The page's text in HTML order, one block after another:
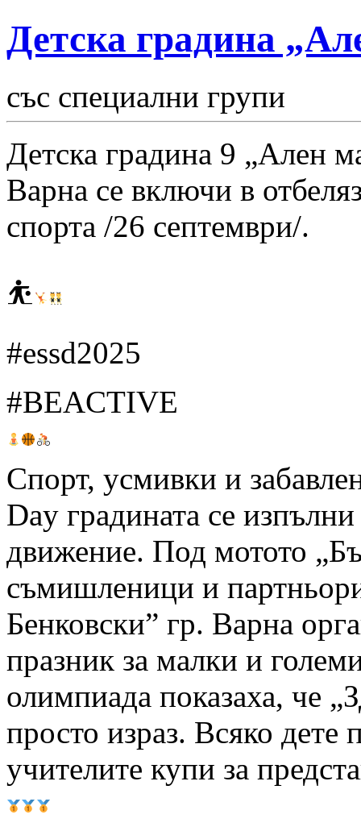
Детска градина
със специални групи
Детска градина 9 „Ален
Варна се включи в
спорта /26 септември/.
⛹
#essd2025
#BEACTIVE
Спорт, усмивки и
Day градината се
движение. Под мотото
съмишленици и
Бенковски” гр. Варна
празник за малки и
олимпиада показаха, че
просто израз. Всяко дете
учителите купи за